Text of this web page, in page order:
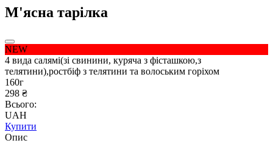
М'ясна тарілка
NEW
4 вида салямі(зі свинини, куряча з фісташкою,з
телятини),ростбіф з телятини та волоським горіхом
160г
298 ₴
Всього:
UAH
Купити
Опис